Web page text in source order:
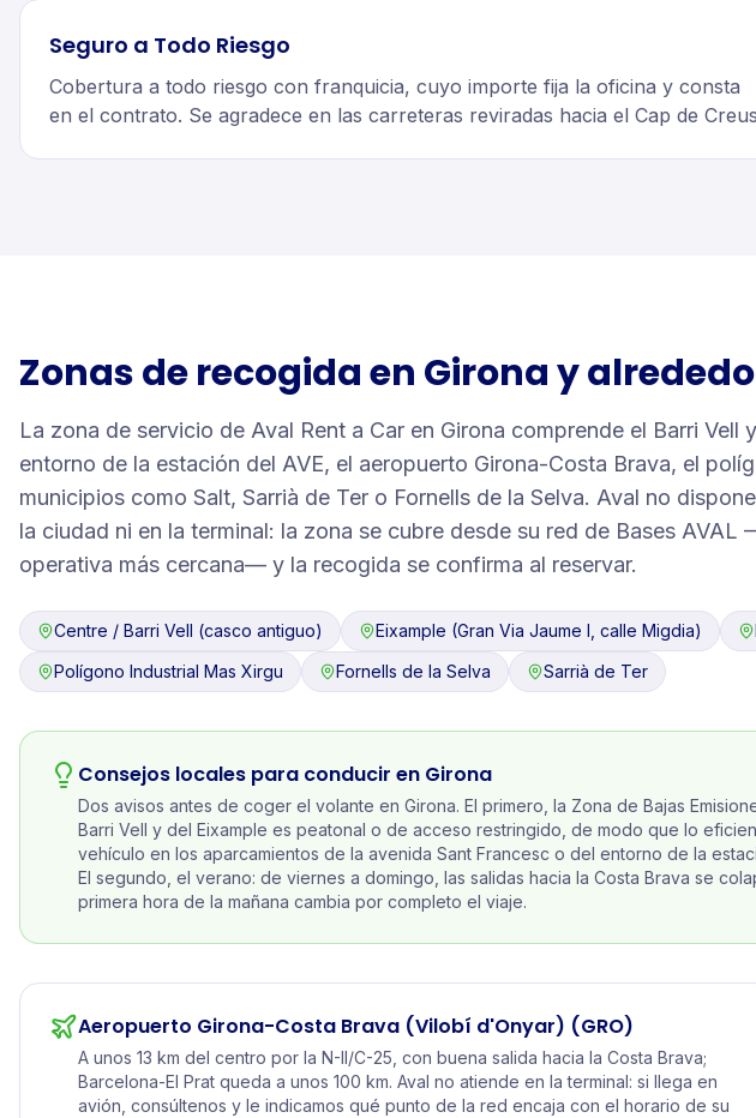
Seguro a Todo Riesgo
Cobertura a todo riesgo con franquicia, cuyo importe fija la oficina y consta
en el contrato. Se agradece en las carreteras reviradas hacia el Cap de
Zonas de recogida en Gironay
La zona de servicio de Aval Rent a Car en Girona comprende el Barri Vell
entorno de la estación del AVE, el aeropuerto Girona-Costa Brava, el
municipios como Salt, Sarrià de Ter o Fornells de la Selva. Aval no
la ciudad ni en la terminal: la zona se cubre desde su red de Bases AVAL
operativa más cercana— y la recogida se confirma al reservar.
Centre / Barri Vell (casco antiguo) Eixample (Gran Via Jaume I, calle Migdia)
Polígono Industrial Mas Xirgu
Fornells de la Selva Sarrià de Ter
Consejos locales para conducir en Girona
Dos avisos antes de coger el volante en Girona. El primero, la Zona de Bajas
Barri Vell y del Eixample es peatonal o de acceso restringido, de modo que lo
vehículo en los aparcamientos de la avenida Sant Francesc o del entorno de la
El segundo, el verano: de viernes a domingo, las salidas hacia la Costa Brava se
primera hora de la mañana cambia por completo el viaje.
Aeropuerto Girona-Costa Brava (Vilobí d'Onyar) (GRO)
A unos 13 km del centro por la N-II/C-25, con buena salida hacia la Costa Brava;
Barcelona-El Prat queda a unos 100 km. Aval no atiende en la terminal: si llega en
avión, consúltenos y le indicamos qué punto de la red encaja con el horario de su